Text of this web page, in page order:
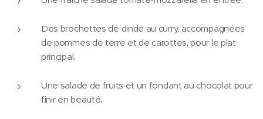
Des brochettes de dinde au curry, accompagnées
de pommes de terre et de carottes, pour le plat
principal.
Une salade de fruits et un fondant au chocolat pour
finir en beauté.